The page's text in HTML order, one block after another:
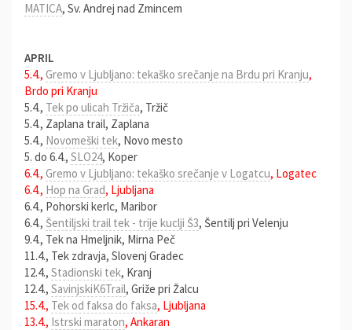
MATICA, Sv. Andrej nad Zmincem
APRIL
5.4., Gremo v Ljubljano: tekaško srečanje na Brdu pri Kranju,
Brdo pri Kranju
5.4., Tek po ulicah Tržiča, Tržič
5.4., Zaplana trail, Zaplana
5.4., Novomeški tek, Novo mesto
5. do 6.4., SLO24, Koper
6.4., Gremo v Ljubljano: tekaško srečanje v Logatcu, Logatec
6.4., Hop na Grad, Ljubljana
6.4., Pohorski kerlc, Maribor
6.4., Šentiljski trail tek - trije kuclji Š3, Šentilj pri Velenju
9.4., Tek na Hmeljnik, Mirna Peč
11.4., Tek zdravja, Slovenj Gradec
12.4., Stadionski tek, Kranj
12.4., SavinjskiK6Trail, Griže pri Žalcu
15.4., Tek od faksa do faksa, Ljubljana
13.4., Istrski maraton, Ankaran